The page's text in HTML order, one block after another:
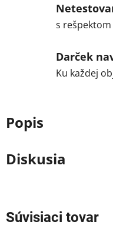
s
Darček
Ku každej
Popis
Diskusia
Súvisiaci tovar